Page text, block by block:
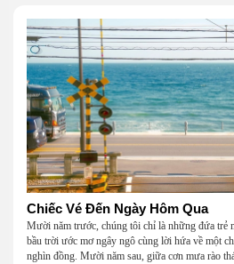
Chiếc Vé Đến Ngày Hôm Qua
Mười năm trước, chúng tôi chỉ là những đứa trẻ
bầu trời ước mơ ngây ngô cùng lời hứa về một
nghìn đồng. Mười năm sau, giữa cơn mưa rào